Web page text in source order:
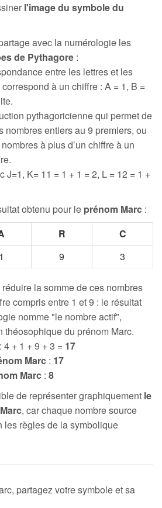
l'image du symbole du
avec la numérologie les
de Pythagore :
entre les lettres et les
à un chiffre : A = 1, B =
pythagoricienne qui permet de
nombres entiers au 9 premiers, ou
à plus d’un chiffre à un
J=1, K= 11 = 1 + 1 = 2, L = 12 = 1 +
obtenu pour le prénom Marc :
R
C
1 9 3
la somme de ces nombres
compris entre 1 et 9 : le résultat
nomme "le nombre actif",
théosophique du prénom Marc.
+ 1 + 9 + 3 = 17
Marc : 17
Marc : 8
de représenter graphiquement le
, car chaque nombre source
les règles de la symbolique
partagez votre symbole et sa